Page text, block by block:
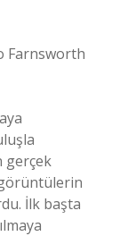
Farnsworth
gerçek
İlk başta